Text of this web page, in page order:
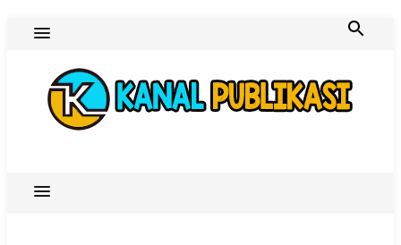
content